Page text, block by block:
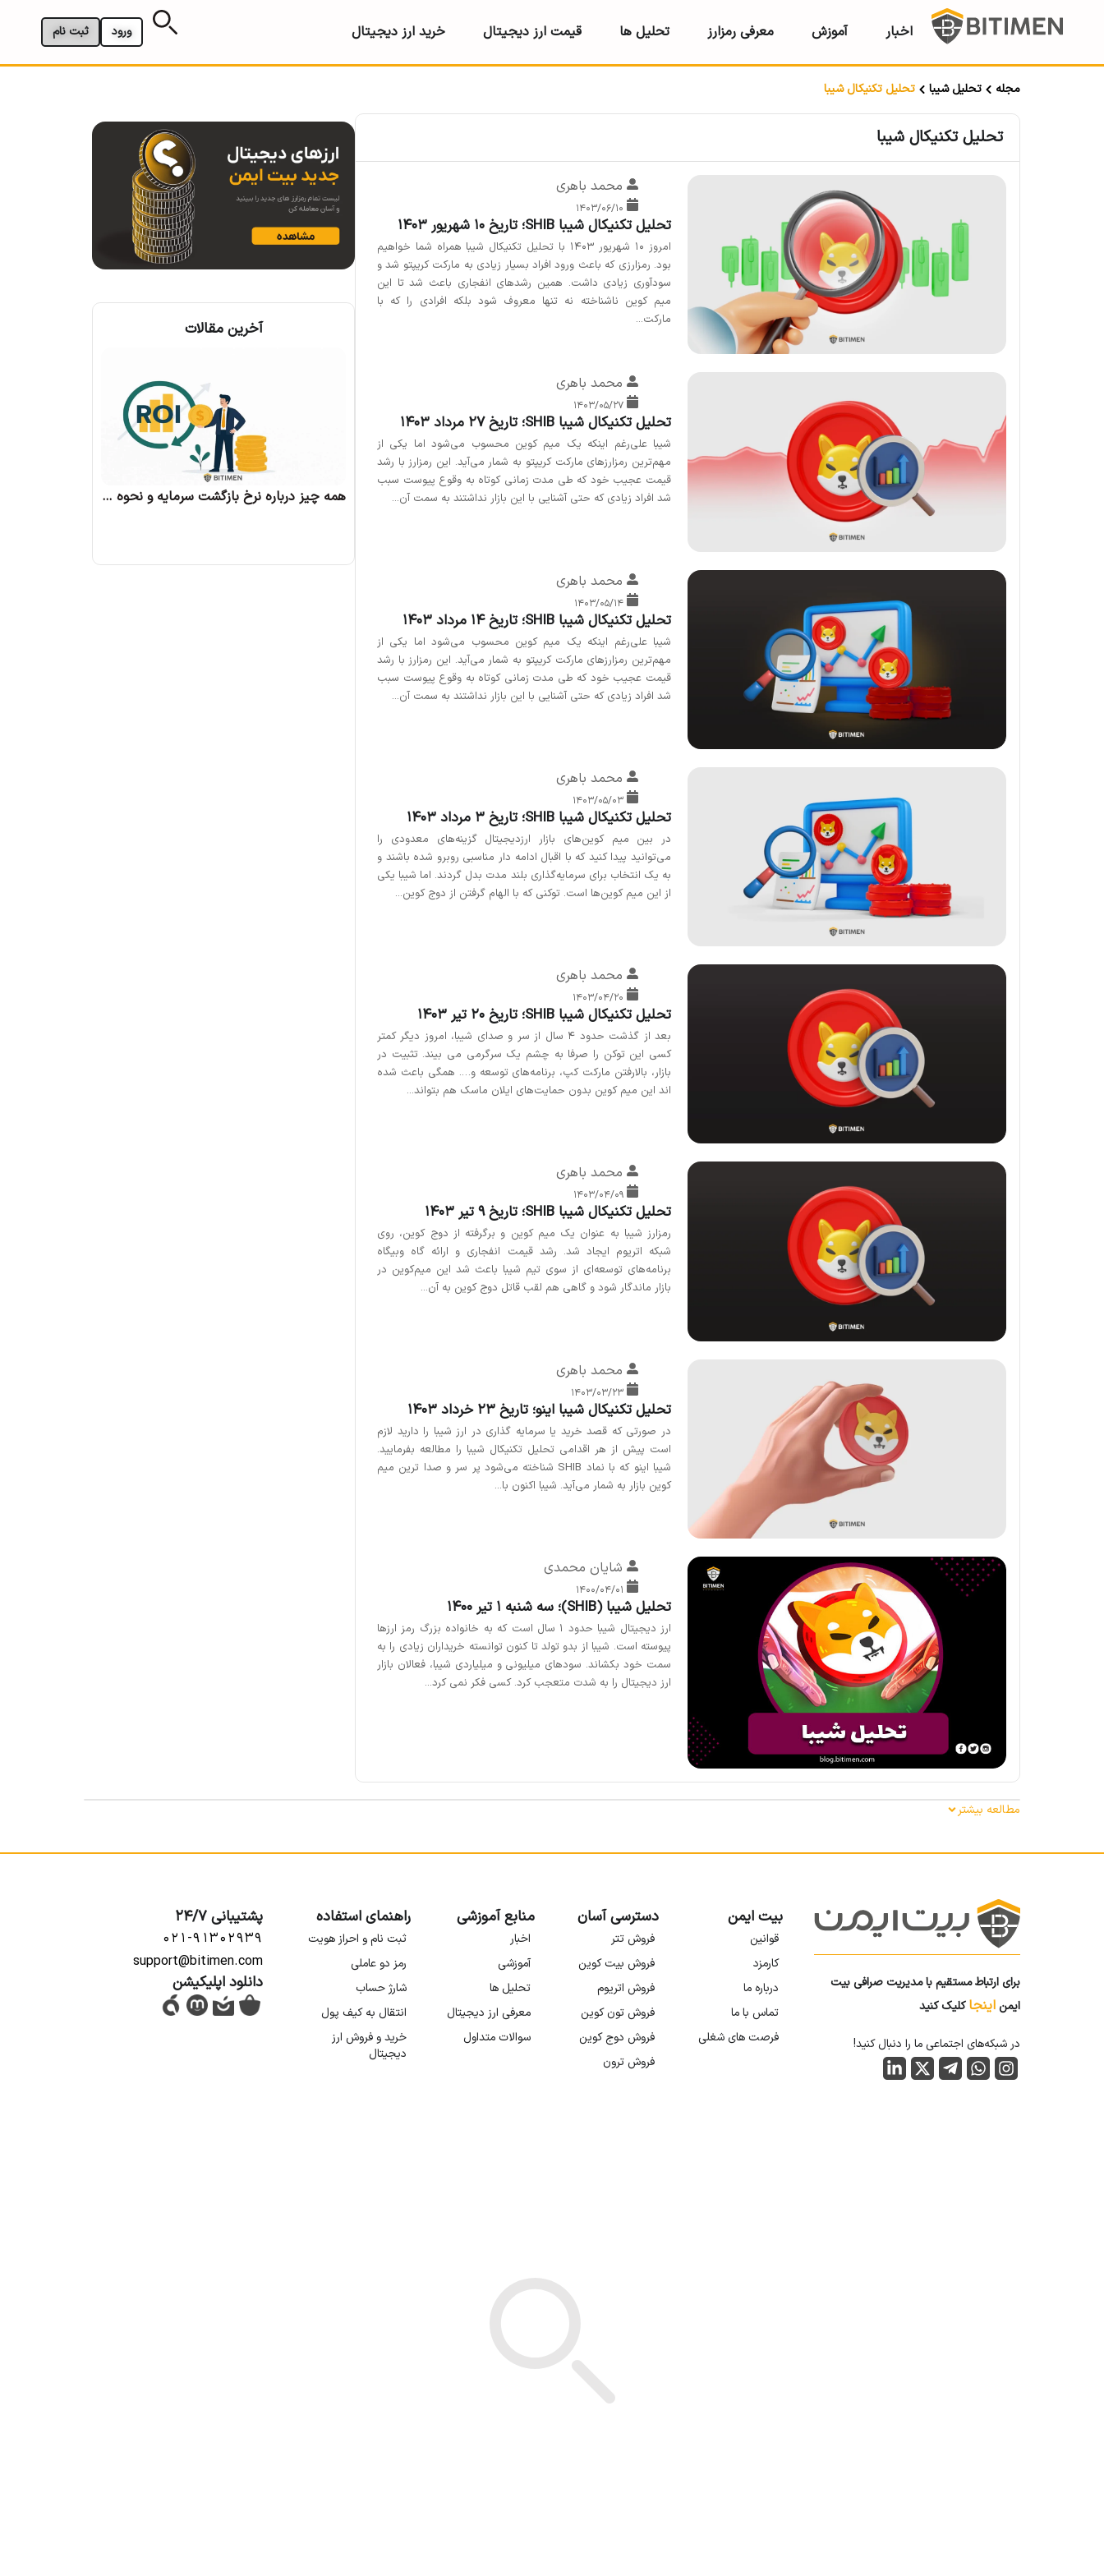
اخبار آموزش معرفی رمزارز تحلیل ها قیمت ارز دیجیتال خرید ارز دیجیتال ثبت نام ورود
مجله تحلیل شیبا تحلیل تکنیکال شیبا
تحلیل تکنیکال شیبا
محمد باهری
۱۴۰۳/۰۶/۱۰
تحلیل تکنیکال شیبا SHIB؛ تاریخ ۱۰ شهریور ۱۴۰۳
امروز ۱۰ شهریور ۱۴۰۳ با تحلیل تکنیکال شیبا همراه شما خواهیم
بود. رمزارزی که باعث ورود افراد بسیار زیادی به مارکت کریپتو شد و
سودآوری زیادی داشت. همین رشدهای انفجاری باعث شد تا این
میم کوین ناشناخته نه تنها معروف شود بلکه افرادی را که با
مارکت...
محمد باهری
۱۴۰۳/۰۵/۲۷
تحلیل تکنیکال شیبا SHIB؛ تاریخ ۲۷ مرداد ۱۴۰۳
شیبا علی‌رغم اینکه یک میم کوین محسوب می‌شود اما یکی از
مهم‌ترین رمزارزهای مارکت کریپتو به شمار می‌آید. این رمزارز با رشد
قیمت عجیب خود که طی مدت زمانی کوتاه به وقوع پیوست سبب
شد افراد زیادی که حتی آشنایی با این بازار نداشتند به سمت آن...
محمد باهری
۱۴۰۳/۰۵/۱۴
تحلیل تکنیکال شیبا SHIB؛ تاریخ ۱۴ مرداد ۱۴۰۳
شیبا علی‌رغم اینکه یک میم کوین محسوب می‌شود اما یکی از
مهم‌ترین رمزارزهای مارکت کریپتو به شمار می‌آید. این رمزارز با رشد
قیمت عجیب خود که طی مدت زمانی کوتاه به وقوع پیوست سبب
شد افراد زیادی که حتی آشنایی با این بازار نداشتند به سمت آن...
محمد باهری
۱۴۰۳/۰۵/۰۳
تحلیل تکنیکال شیبا SHIB؛ تاریخ 3 مرداد 1403
در بین میم کوین‌های بازار ارزدیجیتال گزینه‌های معدودی را
می‌توانید پیدا کنید که با اقبال ادامه دار مناسبی روبرو شده باشند و
به یک انتخاب برای سرمایه‌گذاری بلند مدت بدل گردند. اما شیبا یکی
از این میم کوین‌ها است. توکنی که با الهام گرفتن از دوج کوین...
محمد باهری
۱۴۰۳/۰۴/۲۰
تحلیل تکنیکال شیبا SHIB؛ تاریخ 20 تیر 1403
بعد از گذشت حدود ۴ سال از سر و صدای شیبا، امروز دیگر کمتر
کسی این توکن را صرفا به چشم یک سرگرمی می بیند. تثبیت در
بازار، بالارفتن مارکت کپ، برنامه‌های توسعه و…. همگی باعث شده
اند این میم کوین بدون حمایت‌های ایلان ماسک هم بتواند...
محمد باهری
۱۴۰۳/۰۴/۰۹
تحلیل تکنیکال شیبا SHIB؛ تاریخ 9 تیر 1403
رمزارز شیبا به عنوان یک میم کوین و برگرفته از دوج کوین، روی
شبکه اتریوم ایجاد شد. رشد قیمت انفجاری و ارائه گاه وبیگاه
برنامه‌های توسعه‌ای از سوی تیم شیبا باعث شد این میم‌کوین در
بازار ماندگار شود و گاهی هم لقب قاتل دوج کوین به آن...
محمد باهری
۱۴۰۳/۰۳/۲۳
تحلیل تکنیکال شیبا اینو؛ تاریخ 23 خرداد 1403
در صورتی که قصد خرید یا سرمایه گذاری در ارز شیبا را دارید لازم
است پیش از هر اقدامی تحلیل تکنیکال شیبا را مطالعه بفرمایید.
شیبا اینو که با نماد SHIB شناخته می‌شود پر سر و صدا ترین میم
کوین بازار به شمار می‌آید. شیبا اکنون با...
شایان محمدی
۱۴۰۰/۰۴/۰۱
تحلیل شیبا (SHIB)؛ سه شنبه 1 تیر 1400
ارز دیجیتال شیبا حدود 1 سال است که به خانواده بزرگ رمز ارزها
پیوسته است. شیبا از بدو تولد تا کنون توانسته خریداران زیادی را به
سمت خود بکشاند. سودهای میلیونی و میلیاردی شیبا، فعالان بازار
ارز دیجیتال را به شدت متعجب کرد. کسی فکر نمی کرد...
آخرین مقالات
همه چیز درباره نرخ بازگشت سرمایه و نحوه محاسبه آن
مطالعه بیشتر
برای ارتباط مستقیم با مدیریت صرافی بیت
ایمن اینجاکلیک کنید
در شبکه‌های اجتماعی ما را دنبال کنید!
بیت ایمن
قوانین
کارمزد
درباره ما
تماس با ما
فرصت های شغلی
دسترسی آسان
فروش تتر
فروش بیت کوین
فروش اتریوم
فروش تون کوین
فروش دوج کوین
فروش ترون
منابع آموزشی
اخبار
آموزشی
تحلیل ها
معرفی ارز دیجیتال
سوالات متداول
راهنمای استفاده
ثبت نام و احراز هویت
رمز دو عاملی
شارژ حساب
انتقال به کیف پول
خرید و فروش ارز
دیجیتال
پشتیبانی 24/7
۰۲۱-۹۱۳۰۲۹۳۹
support@bitimen.com
دانلود اپلیکیشن